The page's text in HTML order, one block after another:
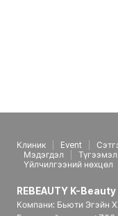
Клиник Event
Мэдэгдэл
Түгээмэл
Үйлчилгээний нөхцөл
REBEAUTY K-Beauty
Компани: Бьюти Эгэйн